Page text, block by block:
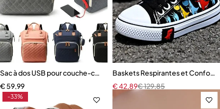
Sac à dos USB pour couche-culotte
€ 59,99
Baskets Respirantes et
€129,85
€42,89
-33%